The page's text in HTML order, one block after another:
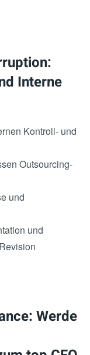
Interne
Kontroll- und
Outsourcing-
und
und
Werde